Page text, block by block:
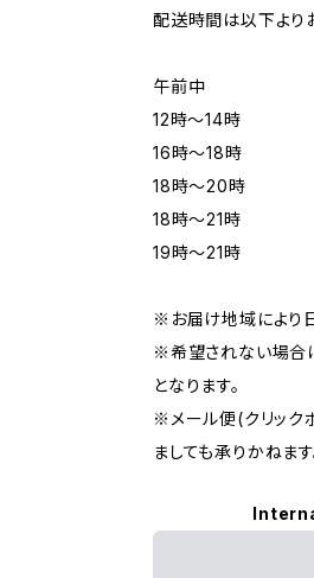
配送時間は以下より
午前中
12時〜14時
16時〜18時
18時〜20時
18時〜21時
19時〜21時
※お届け地域により
※希望されない場合
となります。
※メール便(クリック
ましても承りかねます